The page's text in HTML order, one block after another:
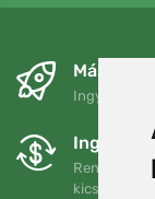
Ingyenes
Rendelését
kicserélheti.